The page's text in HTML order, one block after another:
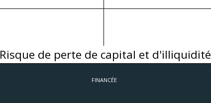
Risque de perte de capital et d'illiquidité
FINANCÉE